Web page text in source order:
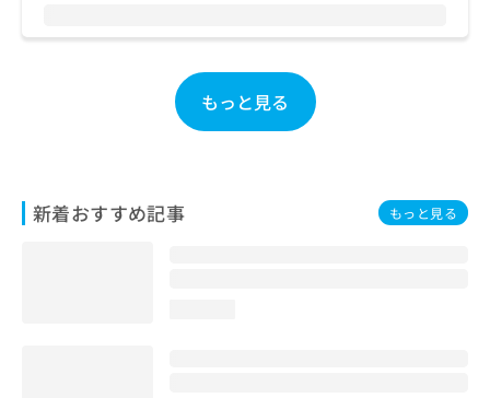
もっと見る
新着おすすめ記事 もっと見る
問
ら